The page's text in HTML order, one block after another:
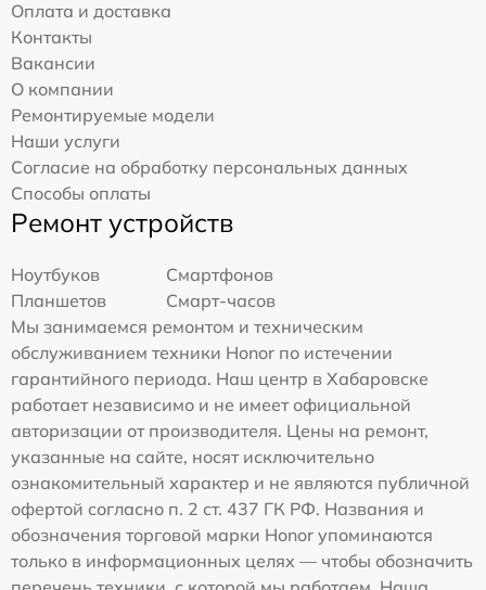
Оплата и доставка
Контакты
Вакансии
О компании
Ремонтируемые модели
Наши услуги
Согласие на обработку персональных данных
Способы оплаты
Ремонт устройств
Ноутбуков
Смартфонов
Планшетов
Смарт-часов
Мы занимаемся ремонтом и техническим
обслуживанием техники Honor по истечении
гарантийного периода. Наш центр в Хабаровске
работает независимо и не имеет официальной
авторизации от производителя. Цены на ремонт,
указанные на сайте, носят исключительно
ознакомительный характер и не являются публичной
офертой согласно п. 2 ст. 437 ГК РФ. Названия и
обозначения торговой марки Honor упоминаются
только в информационных целях — чтобы обозначить